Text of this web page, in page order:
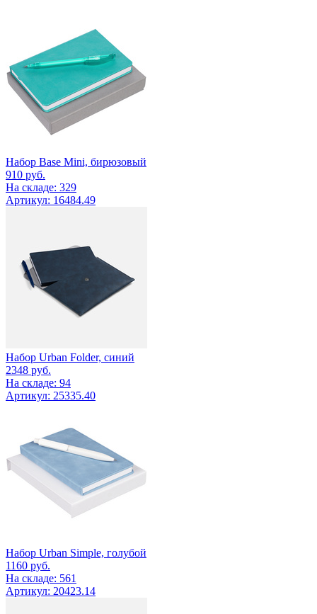
Набор Base Mini, бирюзовый
910 руб.
На складе: 329
Артикул: 16484.49
Набор Urban Folder, синий
2348 руб.
На складе: 94
Артикул: 25335.40
Набор Urban Simple, голубой
1160 руб.
На складе: 561
Артикул: 20423.14